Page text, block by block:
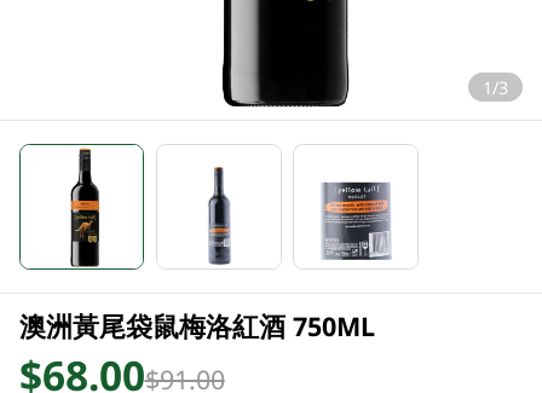
1/3
澳洲黃尾袋鼠梅洛紅酒 750ML
$68.00$91.00